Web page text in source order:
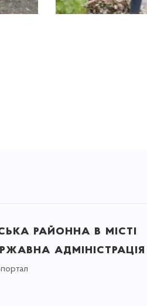
районна в місті
адміністрація